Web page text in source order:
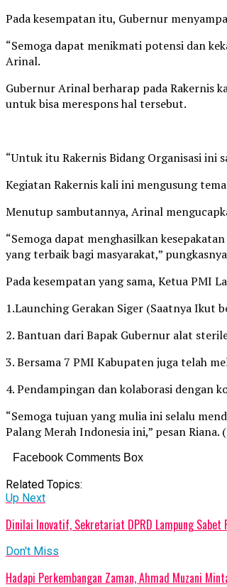
Pada kesempatan itu, Gubernur
“Semoga dapat menikmati potensi dan
Arinal.
Gubernur Arinal berharap pada Rakernis
untuk bisa merespons hal tersebut.
“Untuk itu Rakernis Bidang Organisasi
Kegiatan Rakernis kali ini mengusung
Menutup sambutannya, Arinal
“Semoga dapat menghasilkan
yang terbaik bagi masyarakat,”
Pada kesempatan yang sama, Ketua PMI
1.Launching Gerakan Siger (Saatnya Ikut
2. Bantuan dari Bapak Gubernur alat
3. Bersama 7 PMI Kabupaten juga telah
4. Pendampingan dan kolaborasi dengan
“Semoga tujuan yang mulia ini selalu
Palang Merah Indonesia ini,” pesan Riana.
Facebook Comments Box
Related Topics:
Up Next
Dinilai Inovatif, Sekretariat DPRD Lampung Sabet
Don't Miss
Hadapi Perkembangan Zaman, Ahmad Muzani